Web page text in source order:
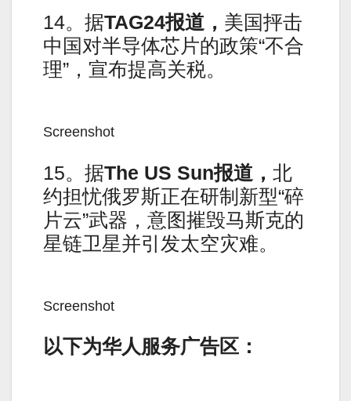
14。据TAG24报道， 美国抨击
中国对半导体芯片的政策“不合
理”，宣布提高关税。
Screenshot
15。据The US Sun报道， 北
约担忧俄罗​​斯正在研制新型“碎
片云”武器，意图摧毁马斯克的
星链卫星并引发太空灾难。
Screenshot
以下为华人服务广告区：